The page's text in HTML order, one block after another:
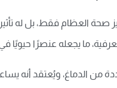
صحة العظام فقط، بل له
ما يجعله عنصرًا حيويًا
الدماغ، ويُعتقد أنه